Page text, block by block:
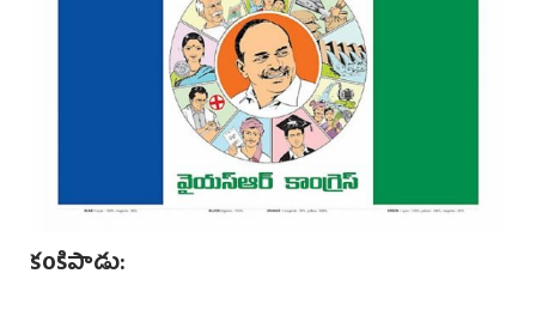
కంకిపాడు: